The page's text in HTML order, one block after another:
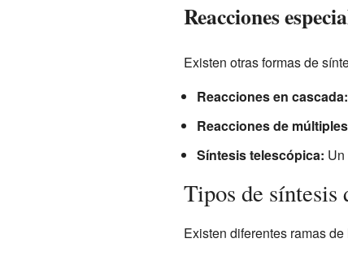
Reacciones
Existen otras formas de
Reacciones en cascada:
Reacciones de
Síntesis telescópica:
Tipos de síntesis
Existen diferentes ramas